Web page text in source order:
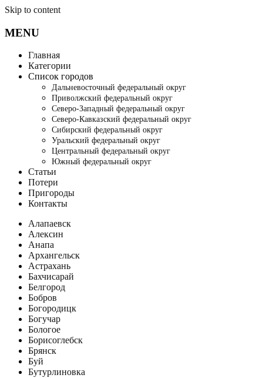
Skip to content
MENU
Главная
Категории
Список городов
Дальневосточный федеральный округ
Приволжский федеральный округ
Северо-Западный федеральный округ
Северо-Кавказский федеральный округ
Сибирский федеральный округ
Уральский федеральный округ
Центральный федеральный округ
Южный федеральный округ
Статьи
Потери
Пригороды
Контакты
Алапаевск
Алексин
Анапа
Архангельск
Астрахань
Бахчисарай
Белгород
Бобров
Богородицк
Богучар
Бологое
Борисоглебск
Брянск
Буй
Бутурлиновка